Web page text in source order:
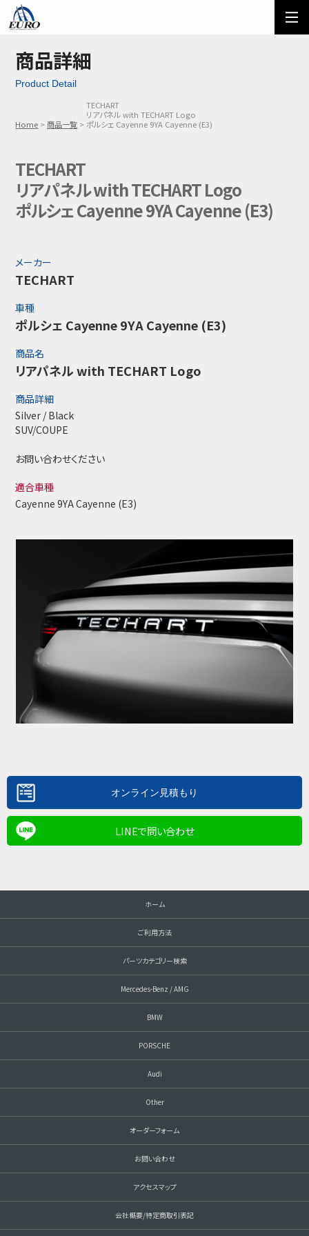
ご利用方法
メール問い合わせ
03-5674-7742
商品詳細
Product Detail
Home 商品一覧
TECHART
リアパネル with TECHART Logo
ポルシェ Cayenne 9YA Cayenne (E3)
TECHART
リアパネル with TECHART Logo
ポルシェ Cayenne 9YA Cayenne (E3)
メーカー
TECHART
車種
ポルシェ Cayenne 9YA Cayenne (E3)
商品名
リアパネル with TECHART Logo
商品詳細
Silver / Black
SUV/COUPE
お問い合わせください
適合車種
Cayenne 9YA Cayenne (E3)
LINEで問い合わせ
ホーム
ご利用方法
パーツカテゴリー検索
Mercedes-Benz / AMG
BMW
PORSCHE
Audi
Other
オーダーフォーム
お問い合わせ
アクセスマップ
会社概要/特定商取引表記